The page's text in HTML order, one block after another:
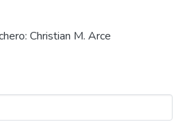
Christian M. Arce